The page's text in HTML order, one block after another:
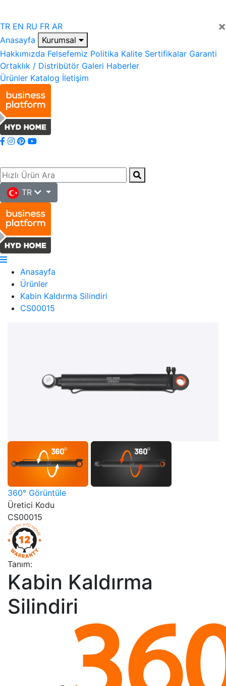
×
TR EN RU FR AR
Anasayfa
Kurumsal
Hakkımızda Felsefemiz Politika Kalite Sertifikalar Garanti
Ortaklık / Distribütör Galeri Haberler
Ürünler Katalog İletişim
TR
Anasayfa
Ürünler
Kabin Kaldırma Silindiri
CS00015
360° Görüntüle
Üretici Kodu
CS00015
Tanım:
Kabin Kaldırma
Silindiri